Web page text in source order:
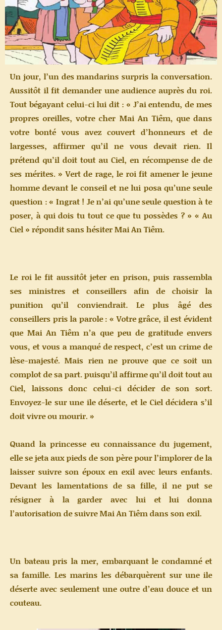
Un jour, l’un des mandarins surpris la conversation.
Aussitôt il fit demander une audience auprès du roi.
Tout bégayant celui-ci lui dit : « J’ai entendu, de mes
propres oreilles, votre cher Mai An Tiêm, que dans
votre bonté vous avez couvert d’honneurs et de
largesses, affirmer qu’il ne vous devait rien. Il
prétend qu’il doit tout au Ciel, en récompense de de
ses mérites. » Vert de rage, le roi fit amener le jeune
homme devant le conseil et ne lui posa qu’une seule
question : « Ingrat ! Je n’ai qu’une seule question à te
poser, à qui dois tu tout ce que tu possèdes ? » « Au
Ciel » répondit sans hésiter Mai An Tiêm.
Le roi le fit aussitôt jeter en prison, puis rassembla
ses ministres et conseillers afin de choisir la
punition qu’il conviendrait. Le plus âgé des
conseillers pris la parole : « Votre grâce, il est évident
que Mai An Tiêm n’a que peu de gratitude envers
vous, et vous a manqué de respect, c’est un crime de
lèse-majesté. Mais rien ne prouve que ce soit un
complot de sa part. puisqu’il affirme qu’il doit tout au
Ciel, laissons donc celui-ci décider de son sort.
Envoyez-le sur une ile déserte, et le Ciel décidera s’il
doit vivre ou mourir. »
Quand la princesse eu connaissance du jugement,
elle se jeta aux pieds de son père pour l’implorer de la
laisser suivre son époux en exil avec leurs enfants.
Devant les lamentations de sa fille, il ne put se
résigner à la garder avec lui et lui donna
l’autorisation de suivre Mai An Tiêm dans son exil.
Un bateau pris la mer, embarquant le condamné et
sa famille. Les marins les débarquèrent sur une ile
déserte avec seulement une outre d’eau douce et un
couteau.